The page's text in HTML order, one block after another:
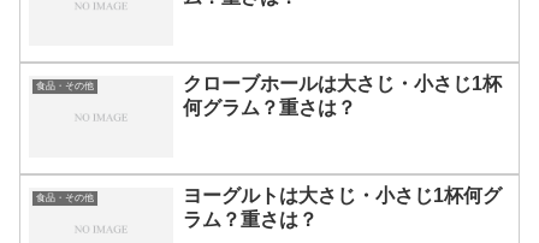
食品・その他
クローブホールは大さじ・小さじ1杯
何グラム？重さは？
食品・その他
ヨーグルトは大さじ・小さじ1杯何グ
ラム？重さは？